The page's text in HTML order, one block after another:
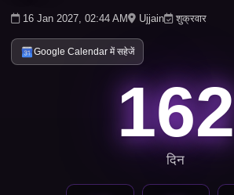
16 Jan 2027, 02:44 AM Ujjain शुक्रवार
Google Calendar में सहेजें
162
दिन